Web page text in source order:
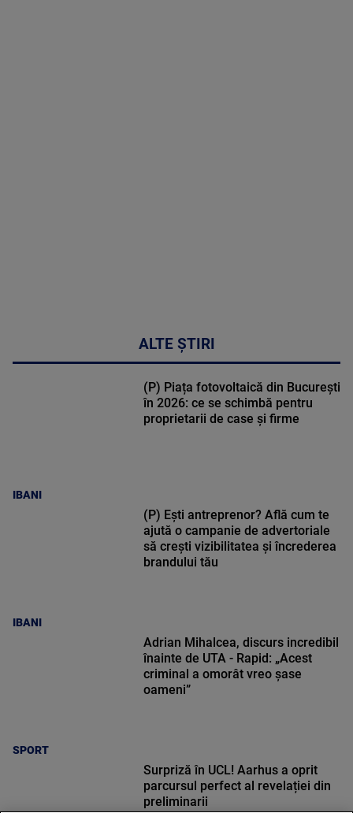
ALTE ȘTIRI
IBANI
(P) Piața fotovoltaică din București
în 2026: ce se schimbă pentru
proprietarii de case și firme
IBANI
(P) Ești antreprenor? Află cum te
ajută o campanie de advertoriale
să crești vizibilitatea și încrederea
brandului tău
SPORT
Adrian Mihalcea, discurs incredibil
înainte de UTA - Rapid: „Acest
criminal a omorât vreo șase
oameni”
Surpriză în UCL! Aarhus a oprit
parcursul perfect al revelației din
preliminarii